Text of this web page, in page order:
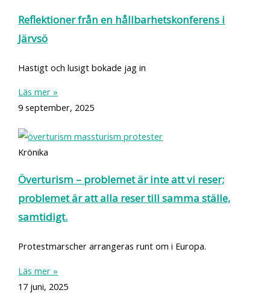
Reflektioner från en hållbarhetskonferens i
Järvsö
Hastigt och lusigt bokade jag in
Läs mer »
9 september, 2025
Krönika
Överturism – problemet är inte att vi reser;
problemet är att alla reser till samma ställe,
samtidigt.
Protestmarscher arrangeras runt om i Europa.
Läs mer »
17 juni, 2025